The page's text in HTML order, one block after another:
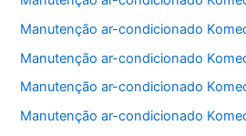
Manutenção ar-condicionado
Manutenção ar-condicionado
Manutenção ar-condicionado
Manutenção ar-condicionado